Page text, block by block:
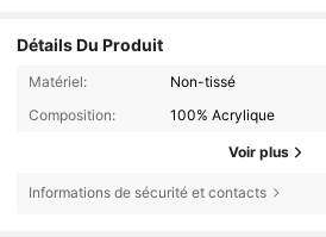
Détails Du Produit
Matériel:
Non-tissé
Composition:
100% Acrylique
Voir plus
Informations de sécurité et contacts